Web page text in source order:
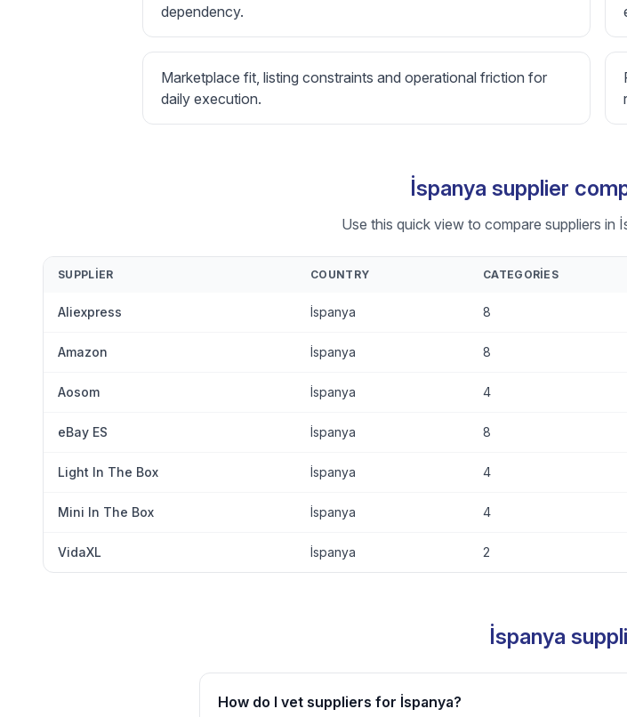
dependency.
Marketplace fit, listing constraints and operational friction for
daily execution.
İspanya supplier
Use this quick view to compare suppliers in
SUPPLIER COUNTRY CATEGORIES
Aliexpress İspanya 8
Amazon İspanya 8
Aosom İspanya 4
eBay ES İspanya 8
Light In The Box İspanya 4
Mini In The Box İspanya 4
VidaXL İspanya 2
İspanya
How do I vet suppliers for İspanya?